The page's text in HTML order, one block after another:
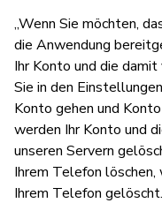
„Wenn Sie möchten,
die Anwendung
Ihr Konto und die
Sie in den
Konto gehen und
werden Ihr Konto und
unseren Servern
Ihrem Telefon
Ihrem Telefon